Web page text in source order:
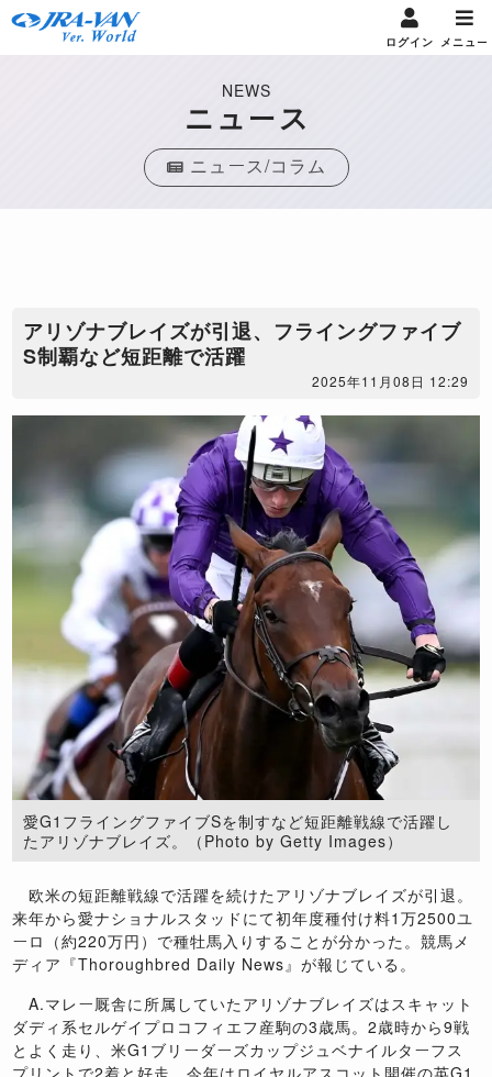
ログイン メニュー
NEWS
ニュース
ニュース/コラム
アリゾナブレイズが引退、フライングファイブ
S制覇など短距離で活躍
2025年11月08日 12:29
愛G1フライングファイブSを制すなど短距離戦線で活躍し
たアリゾナブレイズ。（Photo by Getty Images）
欧米の短距離戦線で活躍を続けたアリゾナブレイズが引退。
来年から愛ナショナルスタッドにて初年度種付け料1万2500ユ
ーロ（約220万円）で種牡馬入りすることが分かった。競馬メ
ディア『Thoroughbred Daily News』が報じている。
A.マレー厩舎に所属していたアリゾナブレイズはスキャット
ダディ系セルゲイプロコフィエフ産駒の3歳馬。2歳時から9戦
とよく走り、米G1ブリーダーズカップジュベナイルターフス
プリントで2着と好走。今年はロイヤルアスコット開催の英G1